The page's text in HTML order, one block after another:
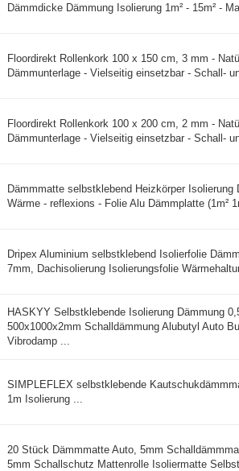
Dämmdicke Dämmung Isolierung 1m² - 15m² -
Floordirekt Rollenkork 100 x 150 cm, 3 mm -
Dämmunterlage - Vielseitig einsetzbar - Schall-
Floordirekt Rollenkork 100 x 200 cm, 2 mm -
Dämmunterlage - Vielseitig einsetzbar - Schall-
Dämmmatte selbstklebend Heizkörper Isolierung
Wärme - reflexions - Folie Alu Dämmplatte (1m²
Dripex Aluminium selbstklebend Isolierfolie
7mm, Dachisolierung Isolierungsfolie
HASKYY Selbstklebende Isolierung Dämmung
500x1000x2mm Schalldämmung Alubutyl Auto
Vibrodamp ...
SIMPLEFLEX selbstklebende
1m Isolierung ...
20 Stück Dämmmatte Auto, 5mm
5mm Schallschutz Mattenrolle Isoliermatte